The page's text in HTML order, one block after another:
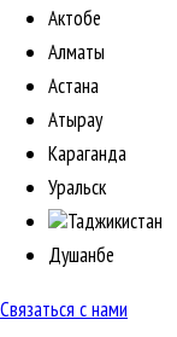
Актобе
Алматы
Астана
Атырау
Караганда
Уральск
Таджикистан
Душанбе
Связаться с нами